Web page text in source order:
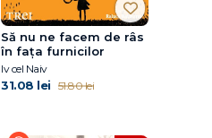
Să nu ne facem de râs
în fața furnicilor
Iv cel Naiv
31.08 lei 51.80 lei